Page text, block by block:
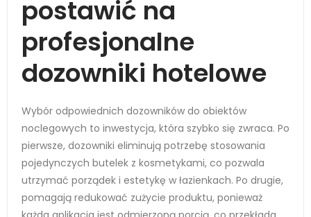
postawić na
profesjonalne
dozowniki hotelowe
Wybór odpowiednich dozowników do obiektów
noclegowych to inwestycja, która szybko się zwraca. Po
pierwsze, dozowniki eliminują potrzebę stosowania
pojedynczych butelek z kosmetykami, co pozwala
utrzymać porządek i estetykę w łazienkach. Po drugie,
pomagają redukować zużycie produktu, ponieważ